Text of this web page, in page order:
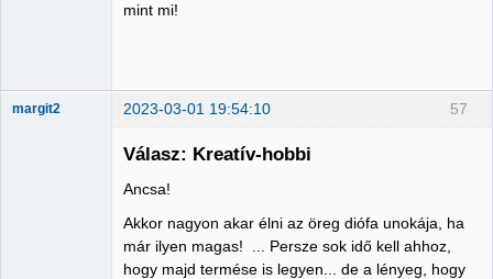
mint mi!
57
margit2 2023-03-01 19:54:10
Válasz: Kreatív-hobbi
Ancsa!
Akkor nagyon akar élni az öreg diófa unokája, ha
már ilyen magas! ... Persze sok idő kell ahhoz,
hogy majd termése is legyen... de a lényeg, hogy